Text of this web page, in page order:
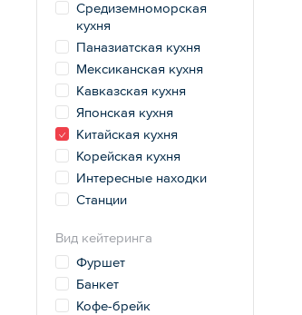
Средиземноморская
кухня
Паназиатская кухня
Мексиканская кухня
Кавказская кухня
Японская кухня
Китайская кухня
Корейская кухня
Интересные находки
Станции
Вид кейтеринга
Фуршет
Банкет
Кофе-брейк